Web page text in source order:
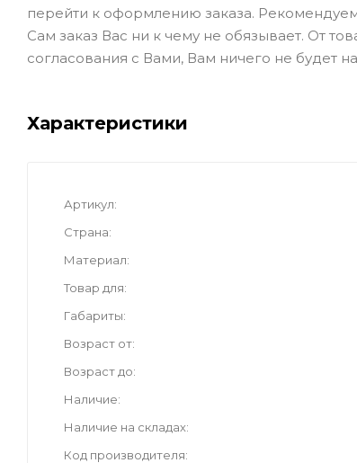
перейти к оформлению заказа.
Сам заказ Вас ни к чему не обязывает. От
согласования с Вами, Вам ничего не будет
Характеристики
Артикул
Страна
Материал
Товар для
Габариты
Возраст от
Возраст до
Наличие
Наличие на складах
Код производителя